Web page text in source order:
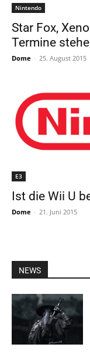
Nintendo
Star Fox,
Termine
Dome - 25. August 2015
E3
Ist die Wii U
Dome - 21. Juni 2015
NEWS